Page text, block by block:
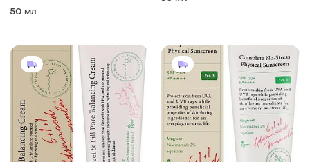
призначена для освітлення
50 мл